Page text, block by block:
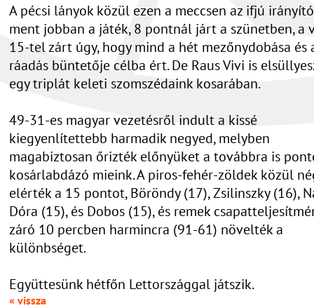
A pécsi lányok közül ezen a meccsen az ifjú
ment jobban a játék, 8 pontnál járt a szünetben, a
15-tel zárt úgy, hogy mind a hét mezőnydobása és
ráadás büntetője célba ért. De Raus Vivi is
egy triplát keleti szomszédaink kosarában.
49-31-es magyar vezetésről indult a kissé
kiegyenlítettebb harmadik negyed, melyben
magabiztosan őrizték előnyüket a továbbra is
kosárlabdázó mieink. A piros-fehér-zöldek közül
elérték a 15 pontot, Böröndy (17), Zsilinszky (16),
Dóra (15), és Dobos (15), és remek
záró 10 percben harmincra (91-61) növelték a
különbséget.
Együttesünk hétfőn Lettországgal játszik.
« vissza